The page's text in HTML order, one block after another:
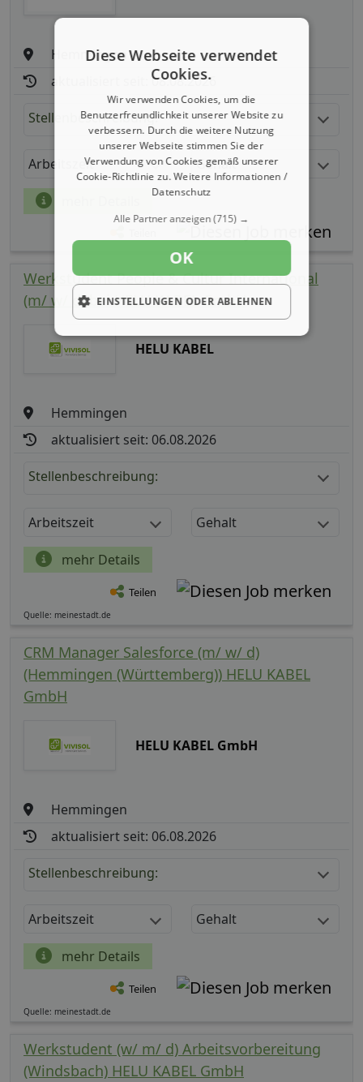
Hemmingen
aktualisiert seit: 08.08.2026
Stellenbeschreibung:
Arbeitszeit Gehalt
Werkstudent People & Cultur International
(m/ w/ d) bei HELU KABEL GmbH
HELU KABEL
Hemmingen
aktualisiert seit: 06.08.2026
Stellenbeschreibung:
Arbeitszeit Gehalt
mehr Details
Teilen
Quelle: meinestadt.de
CRM Manager Salesforce (m/ w/ d)
(Hemmingen (Württemberg)) HELU KABEL
GmbH
HELU KABEL GmbH
Hemmingen
aktualisiert seit: 06.08.2026
Stellenbeschreibung:
Arbeitszeit Gehalt
mehr Details
Teilen
Quelle: meinestadt.de
Werkstudent (w/ m/ d) Arbeitsvorbereitung
(Windsbach) HELU KABEL GmbH
Diese Webseite verwendet
Cookies.
Wir verwenden Cookies, um die
Benutzerfreundlichkeit unserer Website zu
verbessern. Durch die weitere Nutzung
unserer Webseite stimmen Sie der
Verwendung von Cookies gemäß unserer
Cookie-Richtlinie zu.Weitere Informationen /
Datenschutz
Alle Partner anzeigen(715) →
OK
EINSTELLUNGEN ODER ABLEHNEN